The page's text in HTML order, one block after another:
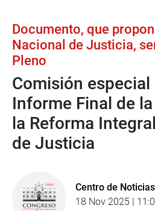
Documento, que
Nacional de Justicia,
Pleno
Comisión especial
Informe Final de
la Reforma
de Justicia
Centro de
18 Nov 2025 |